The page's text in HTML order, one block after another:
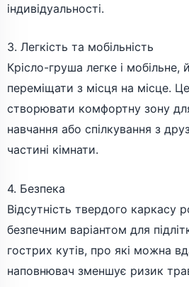
індивідуальності.
3. Легкість та мобільність
Крісло-груша легке і мобільне,
переміщати з місця на місце.
створювати комфортну зону
навчання або спілкування з
частині кімнати.
4. Безпека
Відсутність твердого каркасу
безпечним варіантом для
гострих кутів, про які можна
наповнювач зменшує ризик